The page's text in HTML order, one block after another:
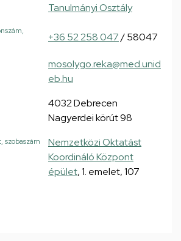
Tanulmányi Osztály
+36 52 258 047/ 58047
mosolygo.reka@med.unid
eb.hu
4032 Debrecen
Nagyerdei körút 98
Nemzetközi Oktatást
Koordináló Központ
épület, 1. emelet, 107